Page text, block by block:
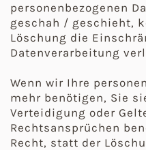
personenbezogenen
geschah / geschieht,
Löschung die
Datenverarbeitung
Wenn wir Ihre
mehr benötigen, Sie
Verteidigung oder
Rechtsansprüchen
Recht, statt der